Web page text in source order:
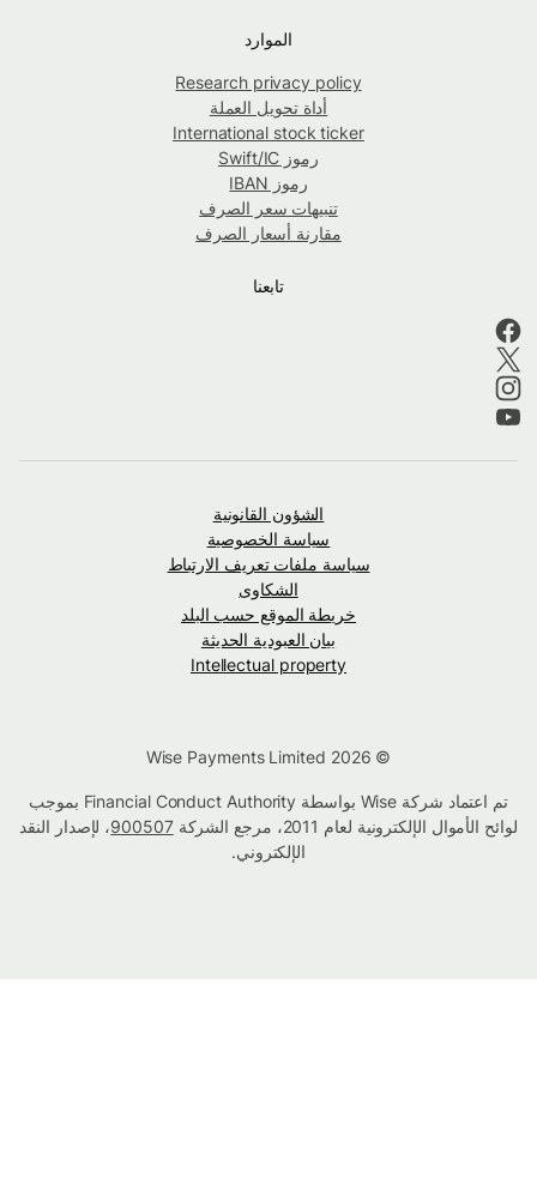
الموارد
Research privacy policy
أداة تحويل العملة
International stock ticker
رموز Swift/IC
رموز IBAN
تنبيهات سعر الصرف
مقارنة أسعار الصرف
تابعنا
الشؤون القانونية
سياسة الخصوصية
سياسة ملفات تعريف الارتباط
الشكاوى
خريطة الموقع حسب البلد
بيان العبودية الحديثة
Intellectual property
تم اعتماد شركة Wise بواسطة Financial Conduct Authority بموجب
لوائح الأموال الإلكترونية لعام 2011، مرجع الشركة
900507، لإصدار النقد
الإلكتروني.